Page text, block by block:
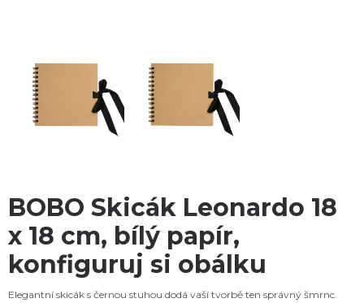
BOBO Skicák Leonardo 18
x 18 cm, bílý papír,
konfiguruj si obálku
Elegantní skicák s černou stuhou dodá vaší tvorbě ten správný šmrnc.